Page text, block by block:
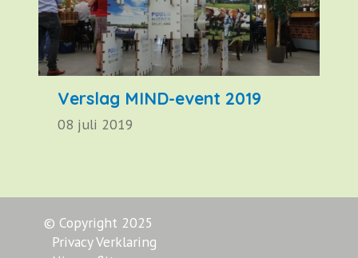
Verslag MIND-event 2019
08 juli 2019
© Copyright 2025
Privacy Verklaring